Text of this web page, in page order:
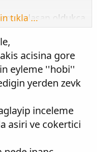
ulaşan oldukça
inancımı
evet
sanki kendimizi
düşünüyorum
tıkla ...
acisina gore
eyleme ''hobi''
yerden zevk
inceleme
asiri ve cokertici